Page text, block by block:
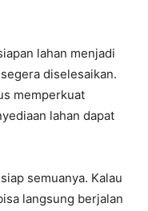
lahan menjadi
diselesaikan.
memperkuat
lahan dapat
semuanya. Kalau
langsung berjalan